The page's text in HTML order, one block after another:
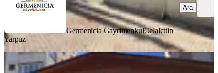
Germenicia GayrimenkulCelalettin
Yarpuz
Ara
YENİ
Reos Gayrimenkulden İpeksaray